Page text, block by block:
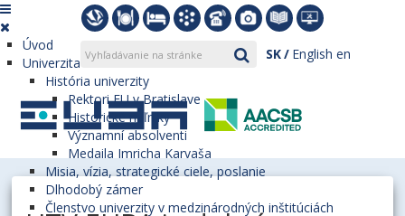
SK English en
Úvod
Univerzita
História univerzity
Rektori EU v Bratislave
Historické míľniky
Významní absolventi
Medaila Imricha Karvaša
Misia, vízia, strategické ciele, poslanie
Dlhodobý zámer
Členstvo univerzity v medzinárodných inštitúciách